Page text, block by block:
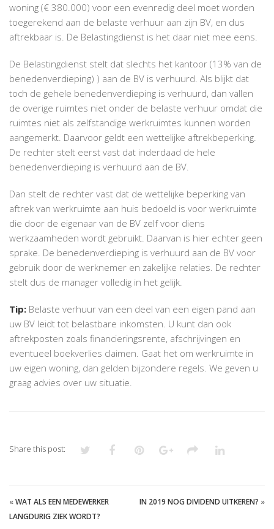
woning (€ 380.000) voor een evenredig deel moet worden
toegerekend aan de belaste verhuur aan zijn BV, en dus
aftrekbaar is. De Belastingdienst is het daar niet mee eens.
De Belastingdienst stelt dat slechts het kantoor (13% van de
benedenverdieping) ) aan de BV is verhuurd. Als blijkt dat
toch de gehele benedenverdieping is verhuurd, dan vallen
de overige ruimtes niet onder de belaste verhuur omdat die
ruimtes niet als zelfstandige werkruimtes kunnen worden
aangemerkt. Daarvoor geldt een wettelijke aftrekbeperking.
De rechter stelt eerst vast dat inderdaad de hele
benedenverdieping is verhuurd aan de BV.
Dan stelt de rechter vast dat de wettelijke beperking van
aftrek van werkruimte aan huis bedoeld is voor werkruimte
die door de eigenaar van de BV zelf voor diens
werkzaamheden wordt gebruikt. Daarvan is hier echter geen
sprake. De benedenverdieping is verhuurd aan de BV voor
gebruik door de werknemer en zakelijke relaties. De rechter
stelt dus de manager volledig in het gelijk.
Tip: Belaste verhuur van een deel van een eigen pand aan
uw BV leidt tot belastbare inkomsten. U kunt dan ook
aftrekposten zoals financieringsrente, afschrijvingen en
eventueel boekverlies claimen. Gaat het om werkruimte in
uw eigen woning, dan gelden bijzondere regels. We geven u
graag advies over uw situatie.
Share this post:
«WAT ALS EEN MEDEWERKER
LANGDURIG ZIEK WORDT?
IN 2019 NOG DIVIDEND UITKEREN? »